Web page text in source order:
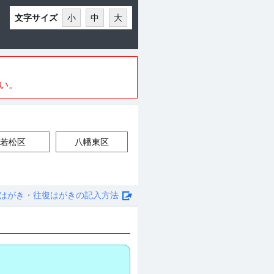
文字サイズ 小 中 大
。
若松区 八幡東区
がき・往復はがきの記入方法